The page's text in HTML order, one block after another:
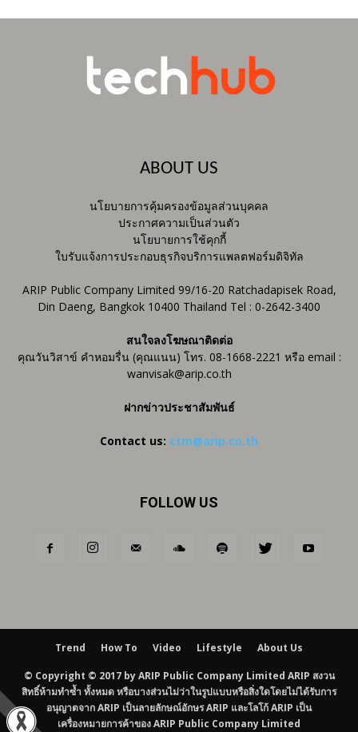
ABOUT US
นโยบายการคุ้มครองข้อมูลส่วนบุคคล
ประกาศความเป็นส่วนตัว
นโยบายการใช้คุกกี้
ใบรับแจ้งการประกอบธุรกิจบริการแพลตฟอร์มดิจิทัล
ARIP Public Company Limited 99/16-20 Ratchadapisek Road,
Din Daeng, Bangkok 10400 Thailand Tel : 0-2642-3400
สนใจลงโฆษณาติดต่อ
คุณวันวิสาข์ คำหอมรื่น (คุณแนน) โทร. 08-1668-2221 หรือ email :
wanvisak@arip.co.th
ฝากข่าวประชาสัมพันธ์
Contact us: ctm@arip.co.th
FOLLOW US
Trend How To Video Lifestyle About Us
© Copyright © 2017 by ARIP Public Company Limited ARIP สงวน
สิทธิ์ห้ามทำซ้ำ ทั้งหมด หรือบางส่วนไม่ว่าในรูปแบบหรือสิ่งใดโดยไม่ได้รับการ
อนุญาตจาก ARIP เป็นลายลักษณ์อักษร ARIP และโลโก้ ARIP เป็น
เครื่องหมายการค้าของ ARIP Public Company Limited